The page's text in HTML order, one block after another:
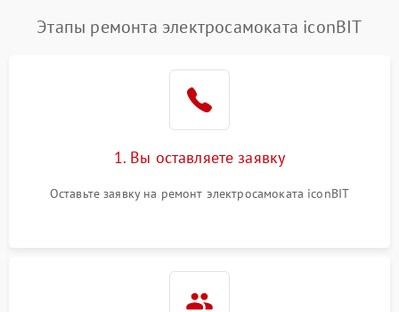
Этапы ремонта электросамоката iconBIT
1. Вы оставляете заявку
Оставьте заявку на ремонт электросамоката iconBIT